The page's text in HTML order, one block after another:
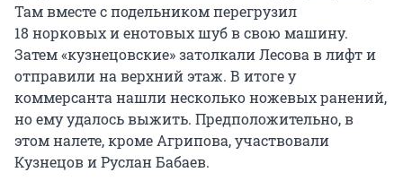
Там вместе с подельником перегрузил
18 норковыхи енотовых шуб в свою машину.
Затем «кузнецовские» затолкали Лесова в лифт и
отправили на верхний этаж. В итоге у
коммерсанта нашли несколько ножевых ранений,
но ему удалось выжить. Предположительно, в
этом налете, кроме Агрипова, участвовали
Кузнецов и Руслан Бабаев.